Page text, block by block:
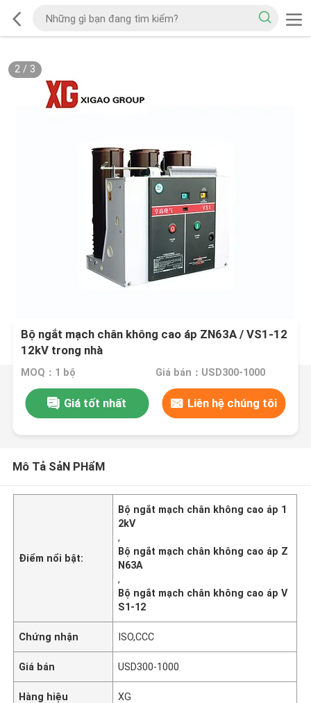
2/ 3
Bộ ngắt mạch chân không cao áp ZN63A / VS1-12
12kV trong nhà
MOQ：1 bộ Giá bán：USD300-1000
Giá tốt nhất Liên hệ chúng tôi
Mô Tả SảN PHẩM
Điểm nổi bật:
Bộ ngắt mạch chân không cao áp 1
2kV
,
Bộ ngắt mạch chân không cao áp Z
N63A
,
Bộ ngắt mạch chân không cao áp V
S1-12
Chứng nhận ISO,CCC
Giá bán USD300-1000
Hàng hiệu XG